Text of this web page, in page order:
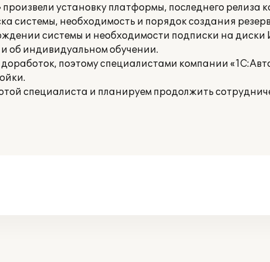
установку платформы, последнего релиза
системы, необходимость и порядок создания
системы и необходимости подписки на
об индивидуальном обучении.
поэтому специалистами компании
специалиста и планируем продолжить